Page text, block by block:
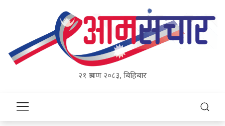
२१ श्रावण २०८३, बिहिबार